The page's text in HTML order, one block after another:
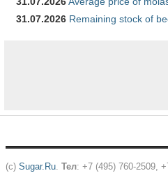
31.07.2026 Remaining stock of
(c) Sugar.Ru. Тел: +7 (495) 760-2509,